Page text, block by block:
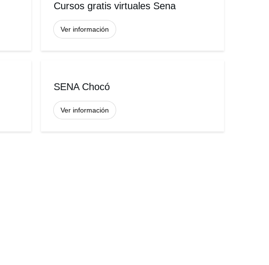
Cursos gratis virtuales Sena
Ver información
SENA Chocó
Ver información